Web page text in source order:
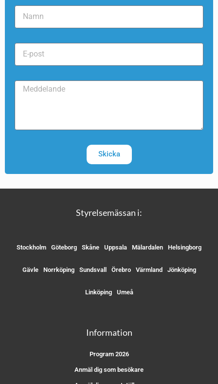
Skicka
Styrelsemässan i:
Stockholm Göteborg Skåne Uppsala Mälardalen Helsingborg
Gävle Norrköping Sundsvall Örebro Värmland Jönköping
Linköping Umeå
Information
Program 2026
Anmäl dig som besökare